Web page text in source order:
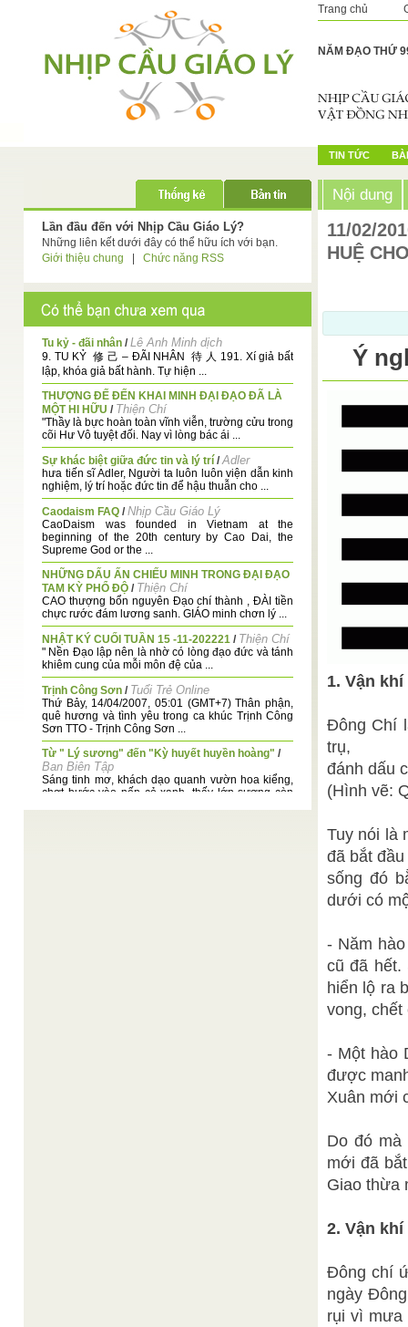
Trang chủ
NĂM ĐẠO THỨ
TIN TỨC
Lần đầu đến với Nhịp Cầu Giáo Lý?
Những liên kết dưới đây có thể hữu ích với bạn.
Giới thiệu chung
Chức năng RSS
Tu kỷ - đãi nhân /Lê Anh Minh dịch
9. TU KỶ 修 己 – ĐÃI NHÂN 待 人 191. Xí giả bất
lập, khóa giả bất hành. Tự hiện ...
THƯỢNG ĐẾ ĐẾN KHAI MINH ĐẠI ĐẠO ĐÃ LÀ
MỘT HI HỮU / Thiện Chí
"Thầy là bực hoàn toàn vĩnh viễn, trường cửu trong
cõi Hư Vô tuyệt đối. Nay vì lòng bác ái ...
Sự khác biệt giữa đức tin và lý trí /Adler
hưa tiến sĩ Adler, Người ta luôn luôn viện dẫn kinh
nghiệm, lý trí hoặc đức tin để hậu thuẫn cho ...
Caodaism FAQ /Nhịp Cầu Giáo Lý
CaoDaism was founded in Vietnam at the
beginning of the 20th century by Cao Dai, the
Supreme God or the ...
NHỮNG DẤU ẤN CHIẾU MINH TRONG ĐẠI ĐẠO
TAM KỲ PHỔ ĐỘ / Thiện Chí
CAO thượng bổn nguyên Đạo chí thành , ĐÀI tiền
chực rước đám lương sanh. GIÁO minh chơn lý ...
NHẬT KÝ CUỐI TUẦN 15 -11-202221 / Thiện Chí
" Nền Đạo lập nên là nhờ có lòng đạo đức và tánh
khiêm cung của mỗi môn đệ của ...
Trịnh Công Sơn / Tuổi Trẻ Online
Thứ Bảy, 14/04/2007, 05:01 (GMT+7) Thân phận,
quê hương và tình yêu trong ca khúc Trịnh Công
Sơn TTO - Trịnh Công Sơn ...
Từ " Lý sương" đến "Kỳ huyết huyền hoàng" /
Ban Biên Tập
Sáng tinh mơ, khách dạo quanh vườn hoa kiểng,
chợt bước vào nếp cỏ xanh, thấy lớp sương còn
Nội dung
11/02/
HUỆ
Ý
1. Vận
Đông Chí
trụ,
đánh dấu
(Hình vẽ:
Tuy nói là
đã bắt
sống đó
dưới có
- Năm
cũ đã hết.
hiển lộ ra
vong, chết
- Một hào
được
Xuân mới
Do đó
mới đã
Giao thừa
2. Vận
Đông chí
ngày
rụi vì mưa